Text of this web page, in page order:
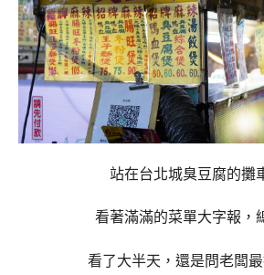
站在台北城臭豆腐的攤
看著滿滿的菜單大字報，
看了大半天，還是問老闆最